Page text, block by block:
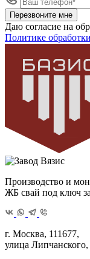
Перезвоните мне
Даю согласие на
Политике
Производство и
ЖБ свай под ключ
г. Москва, 111677,
улица